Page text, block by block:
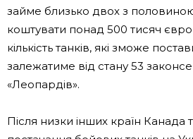
займе близько двох з
коштувати понад 500 тисяч євро
кількість танків, які зможе
залежатиме від стану 53
«Леопардів».
Після низки інших країн